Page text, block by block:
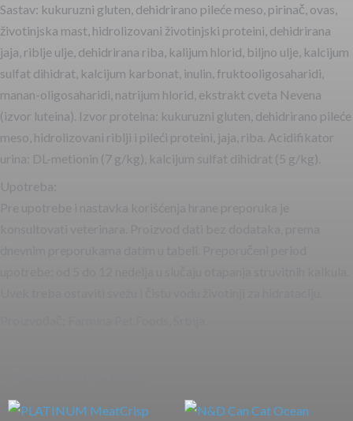
Sastav: kukuruzni gluten, dehidrirano pileće meso, pirinač, ovas,
životinjska mast, hidrolizovani životinjski proteini, dehidrirana
jaja, riblje ulje, dehidrirana riba, kalijum hlorid, biljno ulje, kalcijum
sulfat dihidrat, kalcijum karbonat, inulin, fruktooligosaharidi,
manan-oligosaharidi, natrijum hlorid, ekstrakt cveta Nevena
(izvor luteina). Izvor proteina: kukuruzni gluten, dehidrirano pileće
meso, hidrolizovani riblji i pileći proteini, jaja, riba. Acidifikator
urina: DL-metionin (7 g/kg), kalcijum sulfat dihidrat (5 g/kg).
Upotreba: